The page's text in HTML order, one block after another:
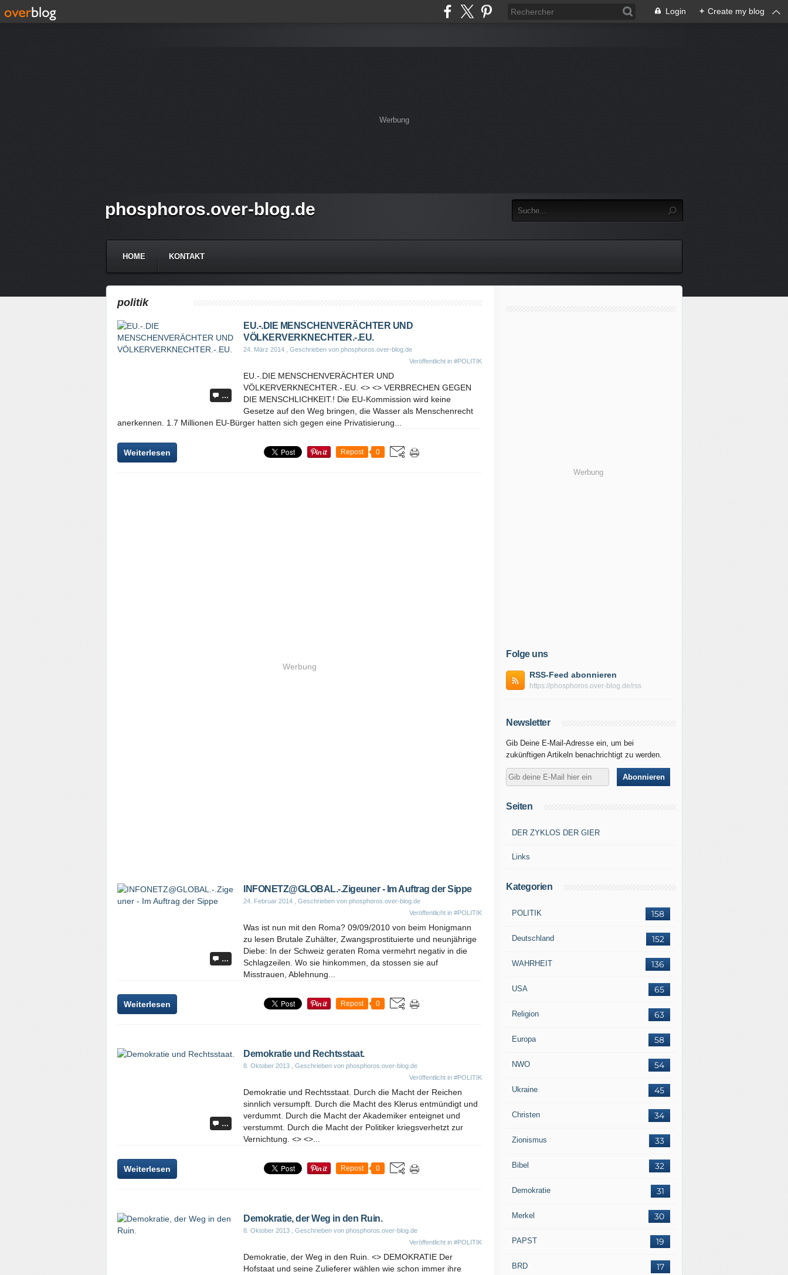
Login + Create my blog
Werbung
phosphoros.over-blog.de
HOME KONTAKT
politik
…
EU.-.DIE MENSCHENVERÄCHTER UND
VÖLKERVERKNECHTER.-.EU.
24. März 2014 , Geschrieben von phosphoros.over-blog.de
Veröffentlicht in #POLITIK
EU.-.DIE MENSCHENVERÄCHTER UND
VÖLKERVERKNECHTER.-.EU. <> <> VERBRECHEN GEGEN
DIE MENSCHLICHKEIT.! Die EU-Kommission wird keine
Gesetze auf den Weg bringen, die Wasser als Menschenrecht
anerkennen. 1.7 Millionen EU-Bürger hatten sich gegen eine Privatisierung...
Weiterlesen Repost 0
Werbung
…
INFONETZ@GLOBAL.-.Zigeuner - Im Auftrag der Sippe
24. Februar 2014 , Geschrieben von phosphoros.over-blog.de
Veröffentlicht in #POLITIK
Was ist nun mit den Roma? 09/09/2010 von beim Honigmann
zu lesen Brutale Zuhälter, Zwangsprostituierte und neunjährige
Diebe: In der Schweiz geraten Roma vermehrt negativ in die
Schlagzeilen. Wo sie hinkommen, da stossen sie auf
Misstrauen, Ablehnung...
Weiterlesen Repost 0
…
Demokratie und Rechtsstaat.
8. Oktober 2013 , Geschrieben von phosphoros.over-blog.de
Veröffentlicht in #POLITIK
Demokratie und Rechtsstaat. Durch die Macht der Reichen
sinnlich versumpft. Durch die Macht des Klerus entmündigt und
verdummt. Durch die Macht der Akademiker enteignet und
verstummt. Durch die Macht der Politiker kriegsverhetzt zur
Vernichtung. <> <>...
Weiterlesen Repost 0
Demokratie, der Weg in den Ruin.
8. Oktober 2013 , Geschrieben von phosphoros.over-blog.de
Veröffentlicht in #POLITIK
Demokratie, der Weg in den Ruin. <> DEMOKRATIE Der
Hofstaat und seine Zulieferer wählen wie schon immer ihre
Werbung
Folge uns
RSS-Feed abonnieren
https://phosphoros.over-blog.de/rss
Newsletter
Gib Deine E-Mail-Adresse ein, um bei
zukünftigen Artikeln benachrichtigt zu werden.
Seiten
DER ZYKLOS DER GIER
Links
Kategorien
158
POLITIK
152
Deutschland
136
WAHRHEIT
65
USA
63
Religion
58
Europa
54
NWO
45
Ukraine
34
Christen
33
Zionismus
32
Bibel
31
Demokratie
30
Merkel
19
PAPST
17
BRD